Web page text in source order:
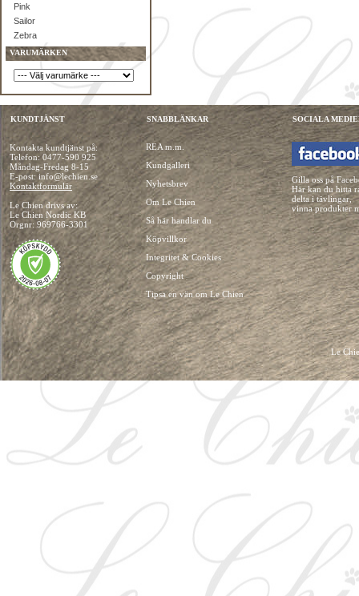
Pink
Sailor
Zebra
VARUMÄRKEN
KUNDTJÄNST
Kontakta kundtjänst på:
Telefon:0477-590 925
Måndag-Fredag 8-15
E-post: info@lechien.se
Kontaktformulär
Le Chien drivs av:
Le Chien Nordic KB
Orgnr: 969766-3301
SNABBLÄNKAR
REA m.m.
Kundgalleri
Nyhetsbrev
Om Le Chien
Så här handlar du
Köpvillkor
Integritet & Cookies
Copyright
Tipsa en vän om Le Chien
SOCIALA
Gilla oss på
Här kan du hitta
delta i tävlingar,
vinna produkter
Le
HUNDKLÄDER, HUNDVÄSKOR, HUNDACCESSOARER, HUND KLÄDER,